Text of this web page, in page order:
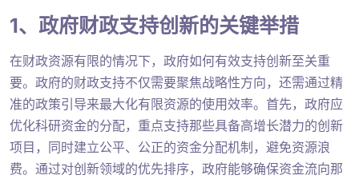
1、政府财政支持创新的关键举措
在财政资源有限的情况下，政府如何有效支持创新至关重
要。政府的财政支持不仅需要聚焦战略性方向，还需通过精
准的政策引导来最大化有限资源的使用效率。首先，政府应
优化科研资金的分配，重点支持那些具备高增长潜力的创新
项目，同时建立公平、公正的资金分配机制，避免资源浪
费。通过对创新领域的优先排序，政府能够确保资金流向那